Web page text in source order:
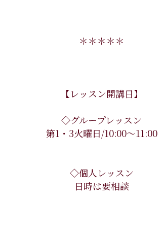
＊＊＊＊＊
【レッスン開講日】
◇グループレッスン
第1・3火曜日/10:00〜11:00
◇個人レッスン
日時は要相談